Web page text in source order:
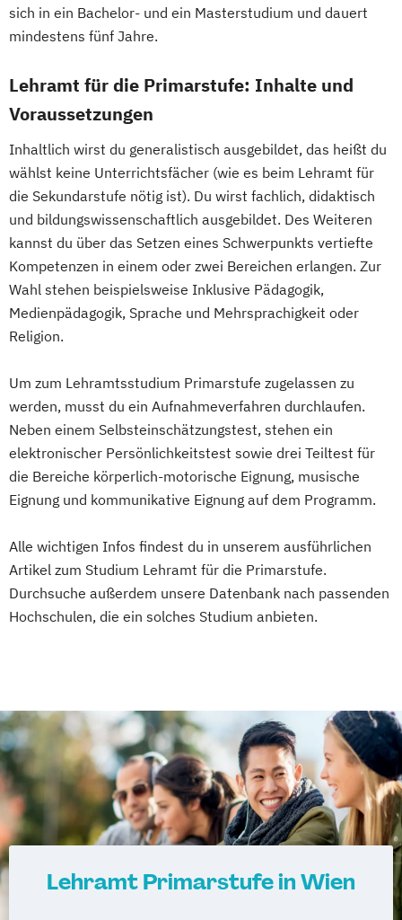
Religionspädaogik für die Primarstufe
(Information und Kommunikation)
Lehramt Sekundarstufe Berufsbildung
Lehramt Sekundarstufe Berufsbildung
(Mode und Design)
(Modemanagement)
Lehramt Sekundarstufe Berufsbildung
(Sozial- und Gesundheitsmanagement)
Lehramt Sekundarstufe Berufsbildung
(Technik und Gewerbe)
Mathematik (Lehramt)
Musikerziehung (Lehramt)
Spezialisierung Inklusive Pädagogik
(Lehramt)
Spezialisierung Medienpädagogik (Lehramt)
sich in ein Bachelor- und ein Masterstudium und dauert
mindestens fünf Jahre.
Lehramt für die Primarstufe: Inhalte und
Voraussetzungen
Inhaltlich wirst du generalistisch ausgebildet, das heißt du
wählst keine Unterrichtsfächer (wie es beim Lehramt für
die Sekundarstufe nötig ist). Du wirst fachlich, didaktisch
und bildungswissenschaftlich ausgebildet. Des Weiteren
kannst du über das Setzen eines Schwerpunkts vertiefte
Kompetenzen in einem oder zwei Bereichen erlangen. Zur
Wahl stehen beispielsweise Inklusive Pädagogik,
Medienpädagogik, Sprache und Mehrsprachigkeit oder
Religion.
Um zum Lehramtsstudium Primarstufe zugelassen zu
werden, musst du ein Aufnahmeverfahren durchlaufen.
Neben einem Selbsteinschätzungstest, stehen ein
elektronischer Persönlichkeitstest sowie drei Teiltest für
die Bereiche körperlich-motorische Eignung, musische
Eignung und kommunikative Eignung auf dem Programm.
Alle wichtigen Infos findest du in unserem ausführlichen
Artikel zum Studium Lehramt für die Primarstufe.
Durchsuche außerdem unsere Datenbank nach passenden
Hochschulen, die ein solches Studium anbieten.
Lehramt Primarstufe in Wien